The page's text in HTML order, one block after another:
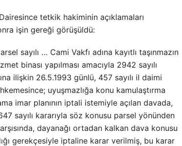
tetkik hakiminin açıklamaları
işin gereği görüşüldü:
sayılı … Cami Vakfı adına kayıtlı taşınmazın
binası yapılması amacıyla 2942 sayılı
ilişkin 26.5.1993 günlü, 457 sayılı il daimi
uyuşmazlığa konu kamulaştırma
imar planının iptali istemiyle açılan davada,
sayılı kararıyla söz konusu parsel yönünden
dayanağı ortadan kalkan dava konusu
gerekçesiyle iptaline karar verilmiş, bu karar